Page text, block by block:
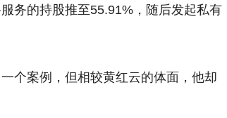
务的持股推至55.91%，随后发起私有
个案例，但相较黄红云的体面，他却